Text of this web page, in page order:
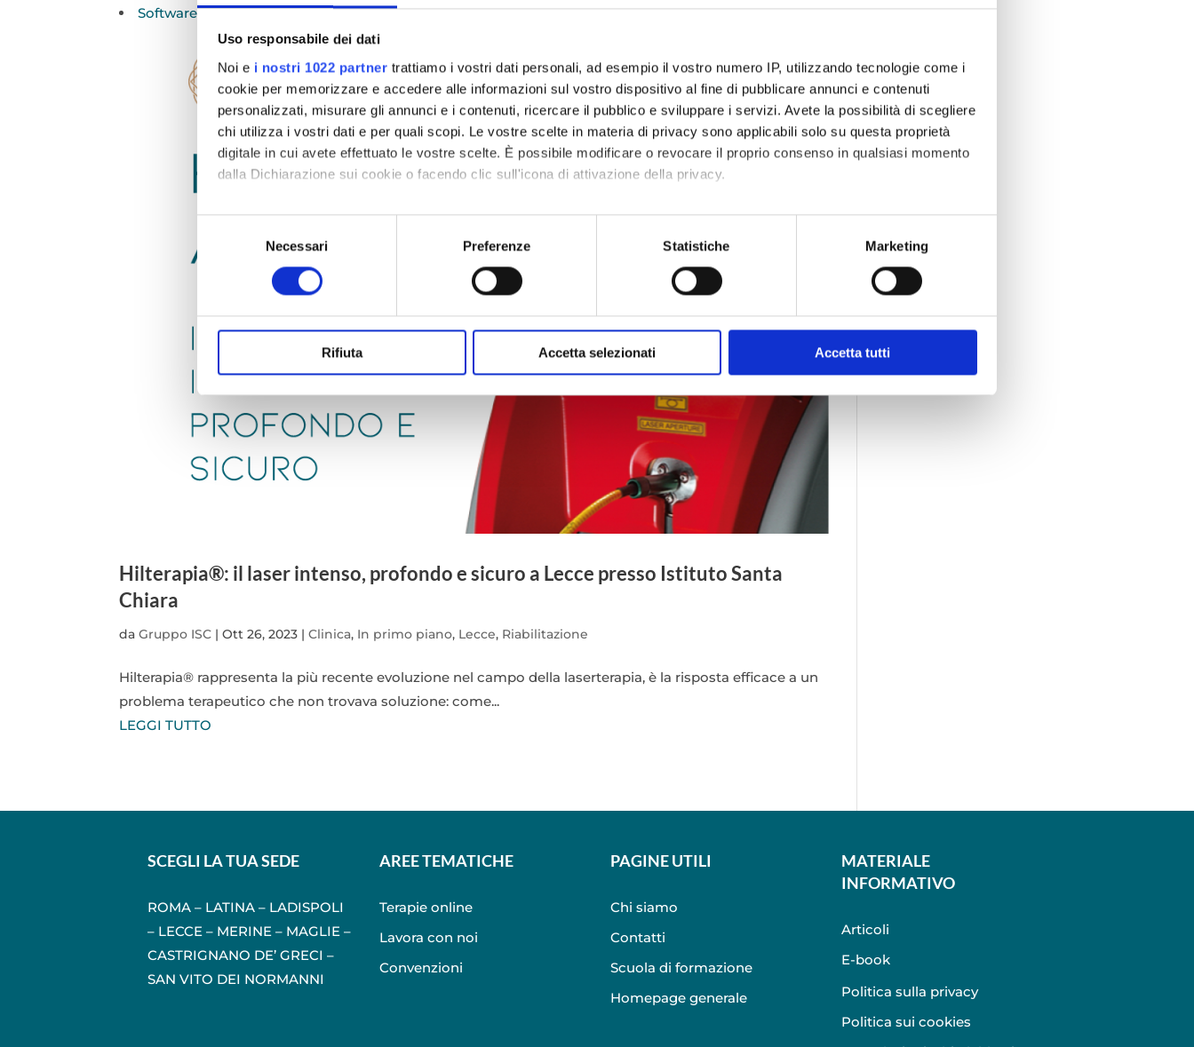
Uso responsabile dei dati
Noi e i nostri 1022 partner trattiamo i vostri dati personali, ad esempio il vostro numero IP, utilizzando tecnologie come i
cookie per memorizzare e accedere alle informazioni sul vostro dispositivo al fine di pubblicare annunci e contenuti
personalizzati, misurare gli annunci e i contenuti, ricercare il pubblico e sviluppare i servizi. Avete la possibilità di scegliere
chi utilizza i vostri dati e per quali scopi. Le vostre scelte in materia di privacy sono applicabili solo su questa proprietà
digitale in cui avete effettuato le vostre scelte. È possibile modificare o revocare il proprio consenso in qualsiasi momento
dalla Dichiarazione sui cookie o facendo clic sull'icona di attivazione della privacy.
Con il tuo consenso, vorremmo anche:
raccogliere informazioni sulla tua posizione geografica, con un'approssimazione di qualche metro,
Approfondisci come vengono elaborati i tuoi dati personali e imposta le tue preferenze nella
sezione dettagli. Puoi
Questo Sito utilizza cookie tecnici necessari per il corretto funzionamento e ,con il tuo consenso, cookie statistici e di
Profilazione anche di "terze parti" come specificato nella cookie policy. Può scegliere se accettare tutti i cookie, rifiutare
tutti i cookies o solo quelli che desideri attivare.
del
Necessari Preferenze Statistiche Marketing
Rifiuta Accetta selezionati Accetta tutti
Software riabilitativi
Hilterapia®: il laser intenso, profondo e sicuro a Lecce presso Istituto Santa
Chiara
daGruppo ISC |Ott 26, 2023 |Clinica, In primo piano, Lecce, Riabilitazione
Hilterapia® rappresenta la più recente evoluzione nel campo della laserterapia, è la risposta efficace a un
problema terapeutico che non trovava soluzione: come...
LEGGI TUTTO
SCEGLI LA TUA SEDE
ROMA – LATINA – LADISPOLI
– LECCE – MERINE – MAGLIE –
CASTRIGNANO DE’ GRECI –
SAN VITO DEI NORMANNI
AREE TEMATICHE
Terapie online
Lavora con noi
Convenzioni
PAGINE UTILI
Chi siamo
Contatti
Scuola di formazione
Homepage generale
MATERIALE
INFORMATIVO
Articoli
E-book
Politica sulla privacy
Politica sui cookies